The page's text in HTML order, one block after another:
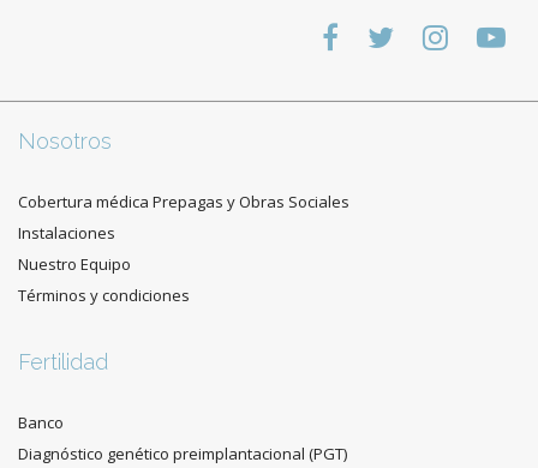
Nosotros
Cobertura médica Prepagas y Obras Sociales
Instalaciones
Nuestro Equipo
Términos y condiciones
Fertilidad
Banco
Diagnóstico genético preimplantacional (PGT)